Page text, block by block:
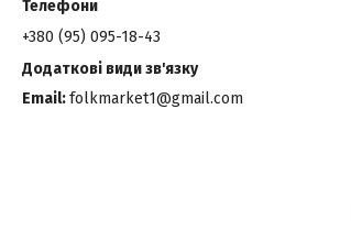
+380 (95) 095-18-43
Email folkmarket1@gmail.com